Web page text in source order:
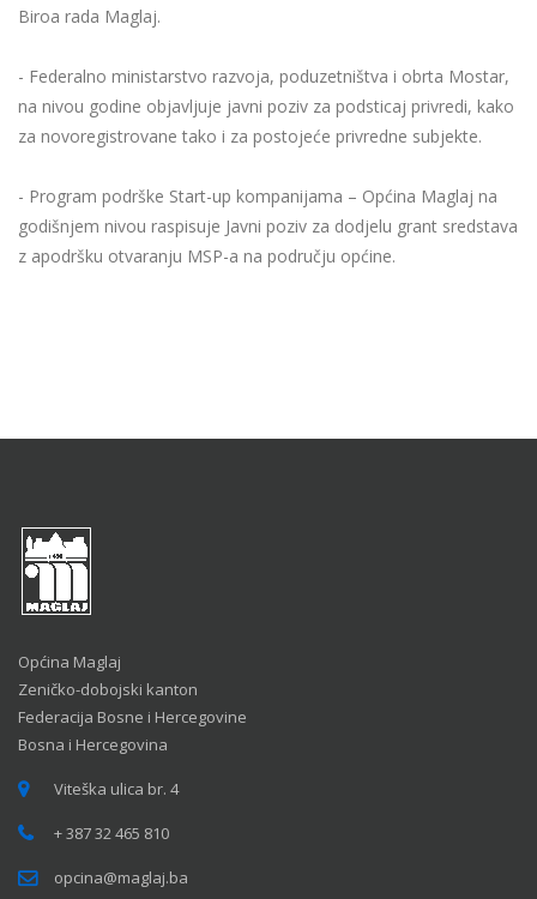
Biroa rada Maglaj.
- Federalno ministarstvo razvoja, poduzetništva i obrta Mostar,
na nivou godine objavljuje javni poziv za podsticaj privredi, kako
za novoregistrovane tako i za postojeće privredne subjekte.
- Program podrške Start-up kompanijama – Općina Maglaj na
godišnjem nivou raspisuje Javni poziv za dodjelu grant sredstava
z apodršku otvaranju MSP-a na području općine.
Općina Maglaj
Zeničko-dobojski kanton
Federacija Bosne i Hercegovine
Bosna i Hercegovina
Viteška ulica br. 4
+ 387 32 465 810
opcina@maglaj.ba